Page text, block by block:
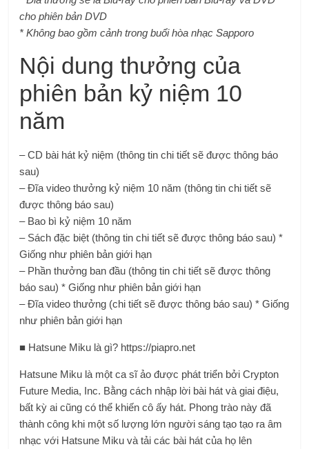
cho phiên bản DVD
* Không bao gồm cảnh trong buổi hòa nhạc Sapporo
Nội dung thưởng của
phiên bản kỷ niệm 10
năm
– CD bài hát kỷ niệm (thông tin chi tiết sẽ được thông báo
sau)
– Đĩa video thưởng kỷ niệm 10 năm (thông tin chi tiết sẽ
được thông báo sau)
– Bao bì kỷ niệm 10 năm
– Sách đặc biệt (thông tin chi tiết sẽ được thông báo sau) *
Giống như phiên bản giới hạn
– Phần thưởng ban đầu (thông tin chi tiết sẽ được thông
báo sau) * Giống như phiên bản giới hạn
– Đĩa video thưởng (chi tiết sẽ được thông báo sau) * Giống
như phiên bản giới hạn
■ Hatsune Miku là gì? https://piapro.net
Hatsune Miku là một ca sĩ ảo được phát triển bởi Crypton
Future Media, Inc. Bằng cách nhập lời bài hát và giai điệu,
bất kỳ ai cũng có thể khiến cô ấy hát. Phong trào này đã
thành công khi một số lượng lớn người sáng tạo tạo ra âm
nhạc với Hatsune Miku và tải các bài hát của họ lên